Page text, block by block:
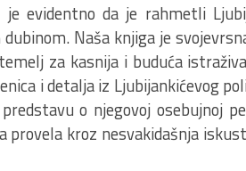
je evidentno da je rahmetli
Naša knjiga je
za kasnija i buduća
i detalja iz Ljubijankićevog
o njegovoj osebujnoj
provela kroz nesvakidašnja